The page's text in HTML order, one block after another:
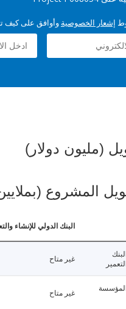
إشعار الخصوصية وأوافق على كيف
(مليون دولار)
المشروع
البنك الدولي للإنشاء
غير متاح
غير متاح